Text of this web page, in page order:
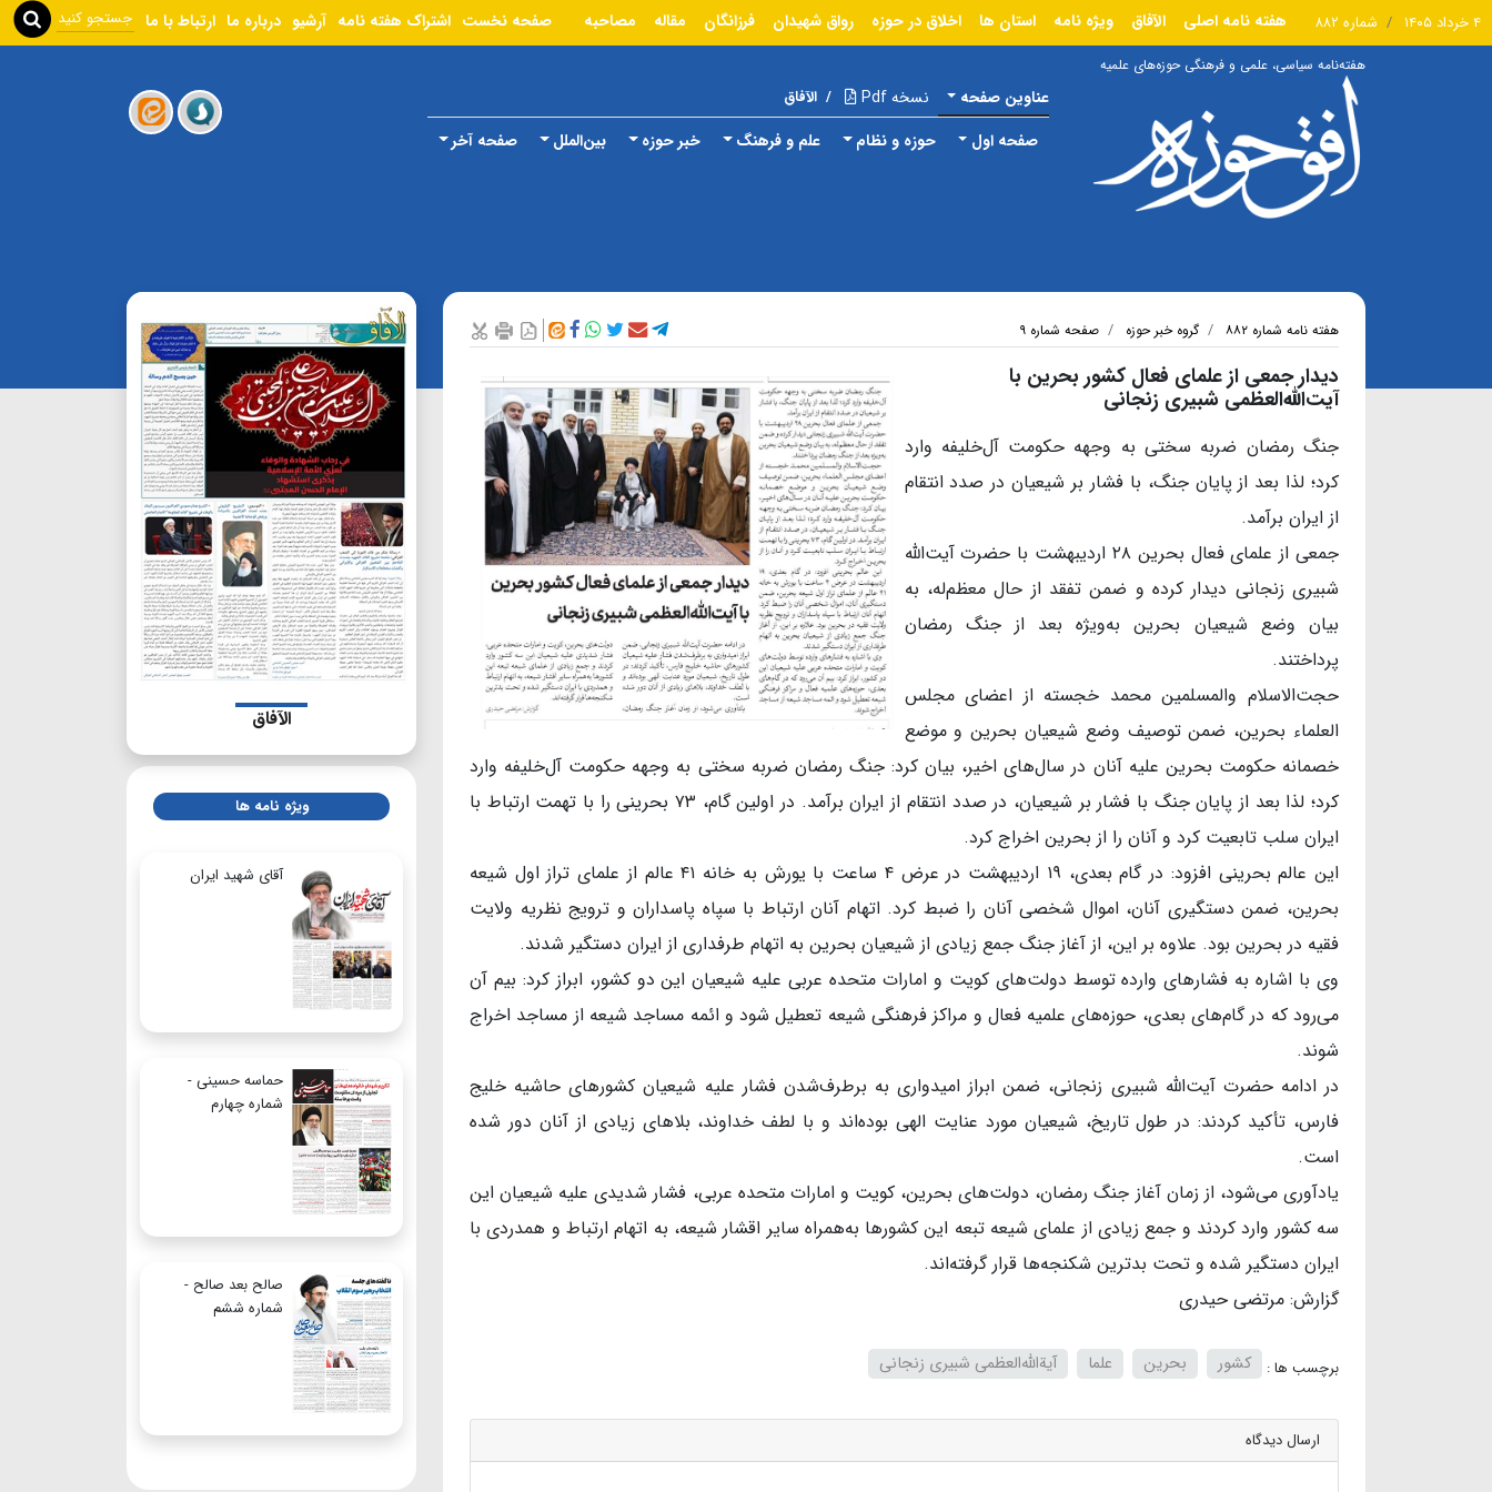
۴ خرداد ۱۴۰۵ شماره ۸۸۲ هفته نامه اصلی الآفاق ویژه نامه استان ها اخلاق در حوزه رواق شهیدان فرزانگان مقاله مصاحبه صفحه نخست اشتراک هفته نامه آرشیو درباره ما ارتباط با ما
هفته‌نامه سیاسی، علمی و فرهنگی حوزه‌های علمیه
عناوین صفحه نسخه Pdf / الآفاق
صفحه اول حوزه و نظام علم و فرهنگ خبر حوزه بین‌الملل صفحه آخر
هفته نامه شماره ۸۸۲ گروه خبر حوزه صفحه شماره ۹
دیدار جمعی از علمای فعال کشور بحرین با
آیت‌الله‌العظمی شبیری زنجانی
جنگ رمضان ضربه سختی به وجهه حکومت آل‌خلیفه وارد
کرد؛ لذا بعد از پایان جنگ، با فشار بر شیعیان در صدد انتقام
از ایران برآمد.
جمعی از علمای فعال بحرین ۲۸ اردیبهشت با حضرت آیت‌الله
شبیری زنجانی دیدار کرده و ضمن تفقد از حال معظم‌له، به
بیان وضع شیعیان بحرین به‌ویژه بعد از جنگ رمضان
پرداختند.
حجت‌الاسلام والمسلمین محمد خجسته از اعضای مجلس
العلماء بحرین، ضمن توصیف وضع شیعیان بحرین و موضع
خصمانه حکومت بحرین علیه آنان در سال‌های اخیر، بیان کرد: جنگ رمضان ضربه سختی به وجهه حکومت آل‌خلیفه وارد
کرد؛ لذا بعد از پایان جنگ با فشار بر شیعیان، در صدد انتقام از ایران برآمد. در اولین گام، ۷۳ بحرینی را با تهمت ارتباط با
ایران سلب تابعیت کرد و آنان را از بحرین اخراج کرد.
این عالم بحرینی افزود: در گام بعدی، ۱۹ اردیبهشت در عرض ۴ ساعت با یورش به خانه ۴۱ عالم از علمای تراز اول شیعه
بحرین، ضمن دستگیری آنان، اموال شخصی آنان را ضبط کرد. اتهام آنان ارتباط با سپاه پاسداران و ترویج نظریه ولایت
فقیه در بحرین بود. علاوه بر این، از آغاز جنگ جمع زیادی از شیعیان بحرین به اتهام طرفداری از ایران دستگیر شدند.
وی با اشاره به فشارهای وارده توسط دولت‌های کویت و امارات متحده عربی علیه شیعیان این دو کشور، ابراز کرد: بیم آن
می‌رود که در گام‌های بعدی، حوزه‌های علمیه فعال و مراکز فرهنگی شیعه تعطیل شود و ائمه مساجد شیعه از مساجد اخراج
شوند.
در ادامه حضرت آیت‌الله شبیری زنجانی، ضمن ابراز امیدواری به برطرف‌شدن فشار علیه شیعیان کشورهای حاشیه خلیج
فارس، تأکید کردند: در طول تاریخ، شیعیان مورد عنایت الهی بوده‌اند و با لطف خداوند، بلاهای زیادی از آنان دور شده
است.
یادآوری می‌شود، از زمان آغاز جنگ رمضان، دولت‌های بحرین، کویت و امارات متحده عربی، فشار شدیدی علیه شیعیان این
سه کشور وارد کردند و جمع زیادی از علمای شیعه تبعه این کشورها به‌همراه سایر اقشار شیعه، به اتهام ارتباط و همدردی با
ایران دستگیر شده‌ و تحت بدترین شکنجه‌ها قرار گرفته‌اند.
گزارش: مرتضی حیدری
برچسب ها : کشور بحرین علما آیة‌الله‌العظمی شبیری زنجانی
ارسال دیدگاه
الآفاق
ویژه نامه ها
آقای شهید ایران
حماسه حسینی -
شماره چهارم
صالح بعد صالح -
شماره ششم